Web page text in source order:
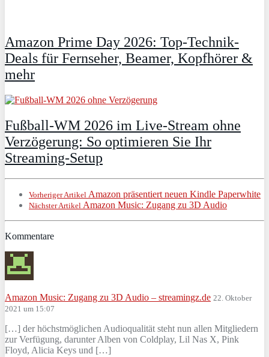
Amazon Prime Day 2026: Top-Technik-
Deals für Fernseher, Beamer, Kopfhörer &
mehr
Fußball-WM 2026 im Live-Stream ohne
Verzögerung: So optimieren Sie Ihr
Streaming-Setup
Vorheriger Artikel Amazon präsentiert neuen Kindle Paperwhite
Nächster Artikel Amazon Music: Zugang zu 3D Audio
Kommentare
Amazon Music: Zugang zu 3D Audio – streamingz.de 22. Oktober
2021 um 15:07
[…] der höchstmöglichen Audioqualität steht nun allen Mitgliedern
zur Verfügung, darunter Alben von Coldplay, Lil Nas X, Pink
Floyd, Alicia Keys und […]